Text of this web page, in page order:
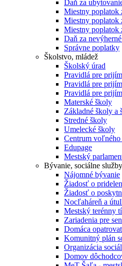
Daň za
Miestny poplatok
Miestny poplatok
Miestny poplatok
Daň za
Správne poplatky
Školstvo, mládež
Školský úrad
Pravidlá pre
Pravidlá pre
Pravidlá pre
Materské školy
Základné školy a
Stredné školy
Umelecké školy
Centrum voľného
Edupage
Mestský
Bývanie, sociálne služby
Nájomné bývanie
Žiadosť o
Žiadosť o
Nocľaháreň a
Mestský terénny
Zariadenia pre
Domáca
Komunitný plán
Organizácia
Domov